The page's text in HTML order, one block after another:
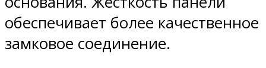
обеспечивает более качественное
замковое соединение.